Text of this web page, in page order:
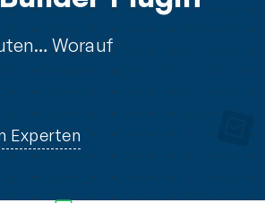
Worauf
Experten